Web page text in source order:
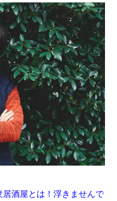
酒屋とは！浮きませんで